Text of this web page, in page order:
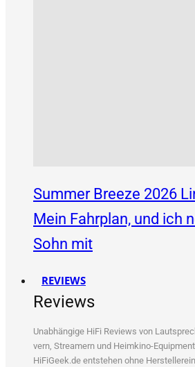
Summer Breeze 2026
Mein Fahrplan, und ich
Sohn mit
REVIEWS
Reviews
Unab­hän­gi­ge HiFi Reviews von
vern, Strea­mern und Heim­ki­no-
HiFiGeek.de ent­ste­hen ohne